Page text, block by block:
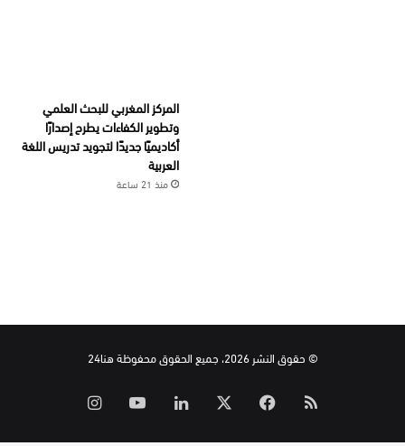
المركز المغربي للبحث العلمي
وتطوير الكفاءات يطرح إصدارًا
أكاديميًا جديدًا لتجويد تدريس اللغة
العربية
منذ 21 ساعة
© حقوق النشر 2026، جميع الحقوق محفوظة هنا24
ملخص
فيسبوك لينكدإن ‫YouTube